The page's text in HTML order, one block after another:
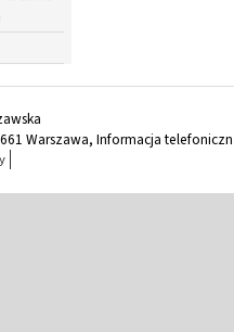
Warszawa, Informacja